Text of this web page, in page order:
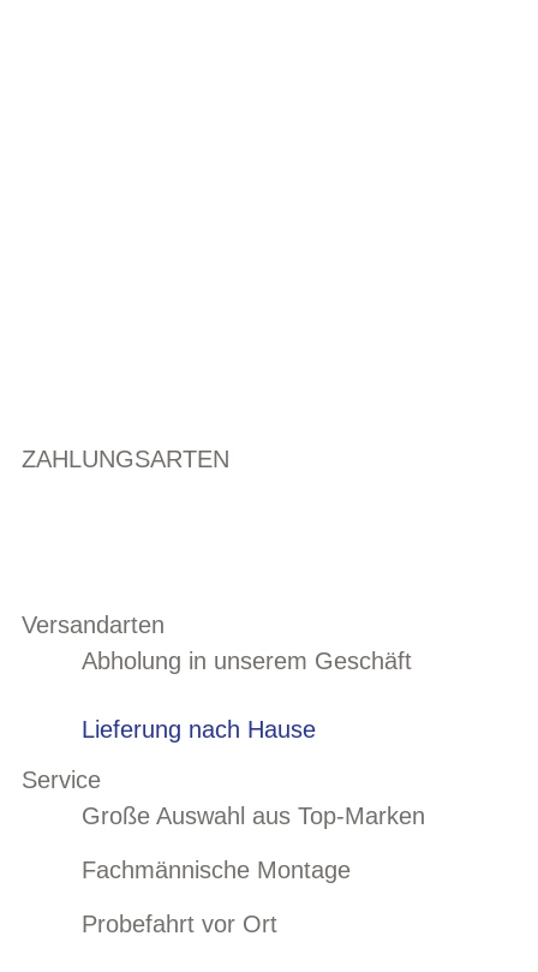
ZAHLUNGSARTEN
Versandarten
Abholung in unserem Geschäft
Lieferung nach Hause
Service
Große Auswahl aus Top-Marken
Fachmännische Montage
Probefahrt vor Ort